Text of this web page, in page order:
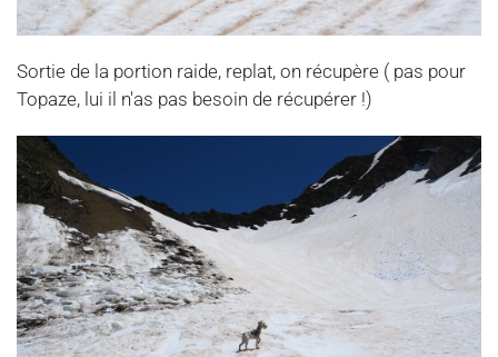
Sortie de la portion raide, replat, on récupère ( pas pour
Topaze, lui il n'as pas besoin de récupérer !)